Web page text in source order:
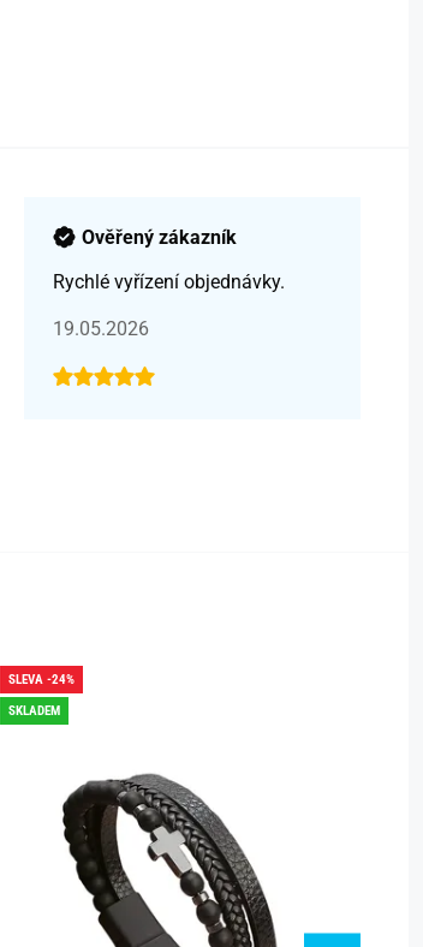
Ověřený zákazník
Rychlé vyřízení objednávky.
19.05.2026
SLEVA -24%
SKLADEM